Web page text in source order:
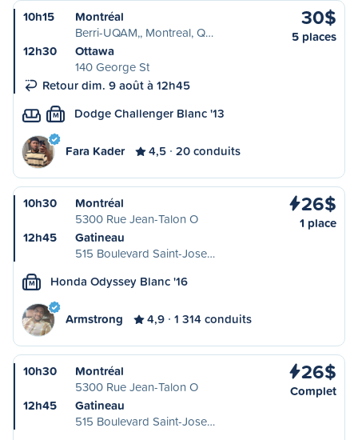
10h15
Montréal
Berri-UQAM,, Montreal, Q…
12h30
Ottawa
140 George St
Retour dim. 9 août à 12h45
30$
5 places
M Dodge Challenger Blanc '13
Fara Kader 4,5 20 conduits
10h30
Montréal
5300 Rue Jean-Talon O
12h45
Gatineau
515 Boulevard Saint-Jose…
26$
1 place
M Honda Odyssey Blanc '16
Armstrong 4,9 1 314 conduits
10h30
Montréal
5300 Rue Jean-Talon O
12h45
Gatineau
515 Boulevard Saint-Jose…
26$
Complet